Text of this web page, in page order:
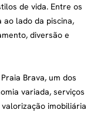
de vida. Entre os
lado da piscina,
diversão e
Brava, um dos
variada, serviços
imobiliária